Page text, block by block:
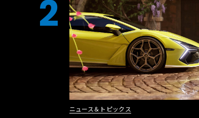
2
ニュース＆トピックス